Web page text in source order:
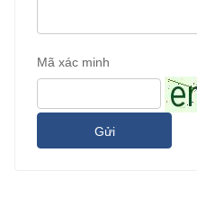
Mã xác minh
Gửi